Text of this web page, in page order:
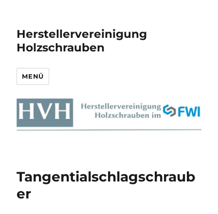
Herstellervereinigung
Holzschrauben
MENÜ
Tangentialschlagschraub
er